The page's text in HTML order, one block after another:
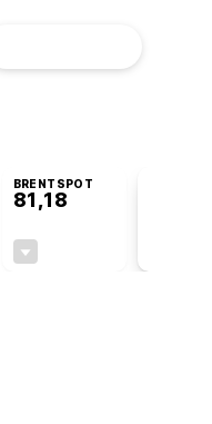
BRENTSPOT
81,18